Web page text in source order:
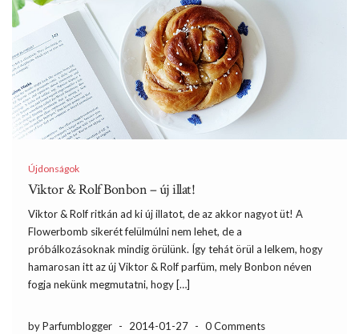
Újdonságok
Viktor & Rolf Bonbon – új illat!
Viktor & Rolf ritkán ad ki új illatot, de az akkor nagyot üt! A
Flowerbomb sikerét felülmúlni nem lehet, de a
próbálkozásoknak mindig örülünk. Így tehát örül a lelkem, hogy
hamarosan itt az új Viktor & Rolf parfüm, mely Bonbon néven
fogja nekünk megmutatni, hogy […]
by Parfumblogger - 2014-01-27 - 0 Comments